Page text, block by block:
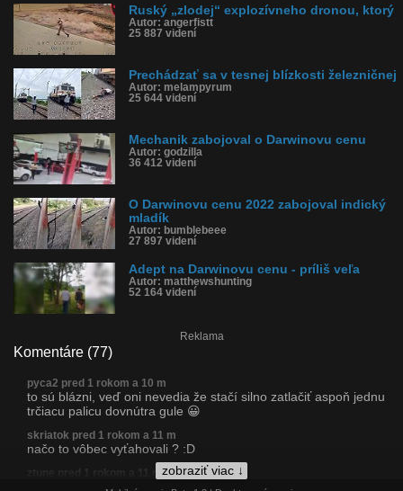
Ruský „zlodej“ explozívneho dronou, ktorý
Autor: angerfistt
25 887 videní
Prechádzať sa v tesnej blízkosti železničnej
Autor: melampyrum
25 644 videní
Mechanik zabojoval o Darwinovu cenu
Autor: godzilla
36 412 videní
O Darwinovu cenu 2022 zabojoval indický
mladík
Autor: bumblebeee
27 897 videní
Adept na Darwinovu cenu - príliš veľa
Autor: matthewshunting
52 164 videní
Reklama
Komentáre (77)
zobraziť viac ↓
pyca2 pred 1 rokom a 10 m
to sú blázni, veď oni nevedia že stačí silno zatlačiť aspoň jednu
trčiacu palicu dovnútra gule 😀
skriatok pred 1 rokom a 11 m
načo to vôbec vyťahovali ? :D
Nebola to reálna mína ale iba tzv. "dummy" mína na označenie